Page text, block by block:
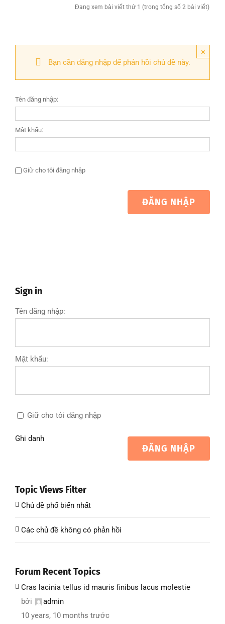
Đang xem bài viết thứ 1 (trong tổng số 2 bài viết)
×
Bạn cần đăng nhập để phản hồi chủ đề này.
Tên đăng nhập:
Mật khẩu:
Giữ cho tôi đăng nhập
ĐĂNG NHẬP
Sign in
Tên đăng nhập:
Mật khẩu:
Giữ cho tôi đăng nhập
ĐĂNG NHẬP
Ghi danh
Topic Views Filter
Chủ đề phổ biến nhất
Các chủ đề không có phản hồi
Forum Recent Topics
Cras lacinia tellus id mauris finibus lacus molestie
bởi
admin
10 years, 10 months trước